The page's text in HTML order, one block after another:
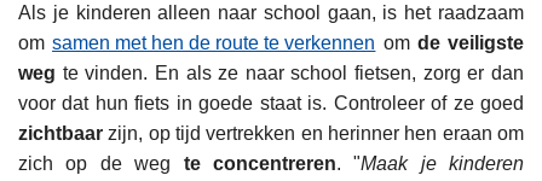
Als je kinderen alleen naar school gaan, is het raadzaam
omsamen met hen de route te verkennen om de veiligste
weg te vinden. En als ze naar school fietsen, zorg er dan
voor dat hun fiets in goede staat is. Controleer of ze goed
zichtbaar zijn, op tijd vertrekken en herinner hen eraan om
zich op de weg te concentreren. "Maak je kinderen